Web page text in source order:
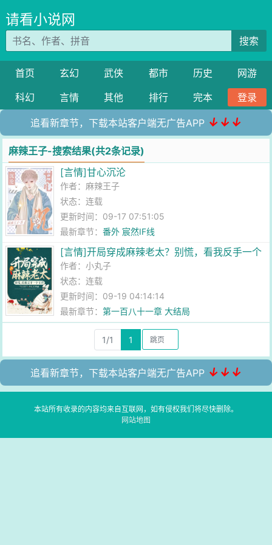
请看小说网
搜索
首页 玄幻 武侠 都市 历史
网游
科幻
言情 其他 排行 完本 登录
追看新章节，下载本站客户端无广告APP ↓↓↓
麻辣王子-搜索结果(共2条记录)
[言情]甘心沉沦
作者： 麻辣王子
状态：连载
更新时间：09-17 07:51:05
最新章节：番外 宸然IF线
[言情]开局穿成麻辣老太？别慌，看我反手一个
王炸
作者： 小丸子
状态：连载
更新时间：09-19 04:14:14
最新章节：第一百八十一章 大结局
1/1 1
追看新章节，下载本站客户端无广告APP ↓↓↓
本站所有收录的内容均来自互联网，如有侵权我们将尽快删除。
网站地图